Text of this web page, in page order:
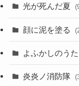
光が死んだ夏
顔に泥を塗る
よふかしのうた
炎炎ノ消防隊